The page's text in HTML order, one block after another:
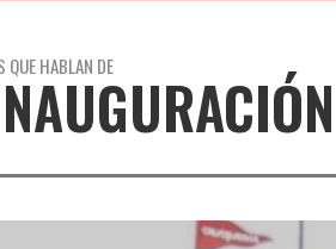
QUE HABLAN DE